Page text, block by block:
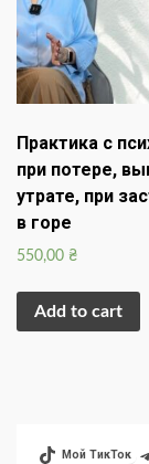
Практика с
при потере,
утрате, при
в горе
550,00 ₴
Add to cart
Мой ТикТок